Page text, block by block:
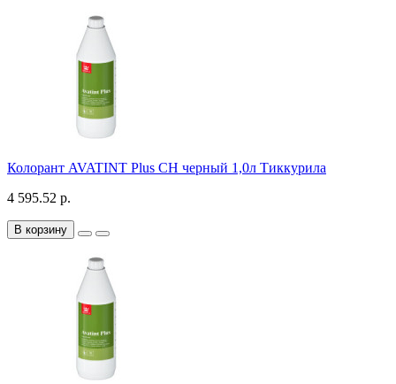
Колорант AVATINT Plus CH черный 1,0л Тиккурила
4 595.52 р.
В корзину